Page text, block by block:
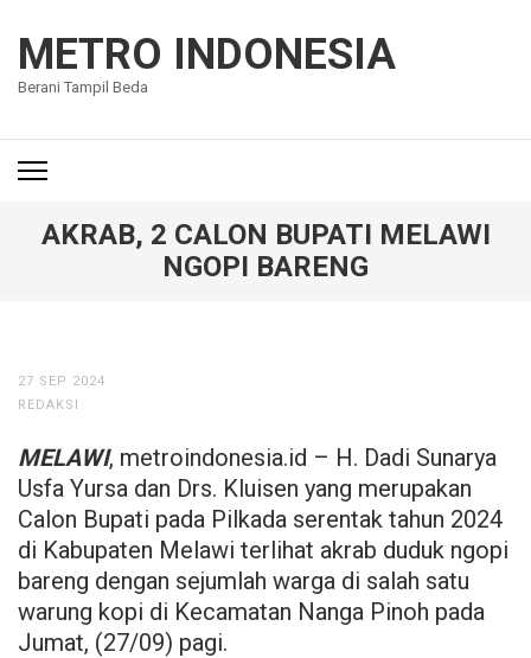
konten
(Tekan
METRO INDONESIA
Berani Tampil Beda
AKRAB, 2 CALON BUPATI MELAWI
NGOPI BARENG
27 SEP 2024
REDAKSI
MELAWI, metroindonesia.id – H. Dadi Sunarya
Usfa Yursa dan Drs. Kluisen yang merupakan
Calon Bupati pada Pilkada serentak tahun 2024
di Kabupaten Melawi terlihat akrab duduk ngopi
bareng dengan sejumlah warga di salah satu
warung kopi di Kecamatan Nanga Pinoh pada
Jumat, (27/09) pagi.